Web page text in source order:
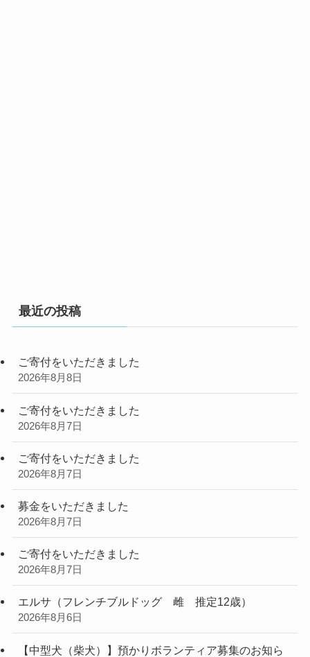
最近の投稿
ご寄付をいただきました
2026年8月8日
ご寄付をいただきました
2026年8月7日
ご寄付をいただきました
2026年8月7日
募金をいただきました
2026年8月7日
ご寄付をいただきました
2026年8月7日
エルサ（フレンチブルドッグ 雌 推定12歳）
2026年8月6日
【中型犬（柴犬）】預かりボランティア募集のお知ら